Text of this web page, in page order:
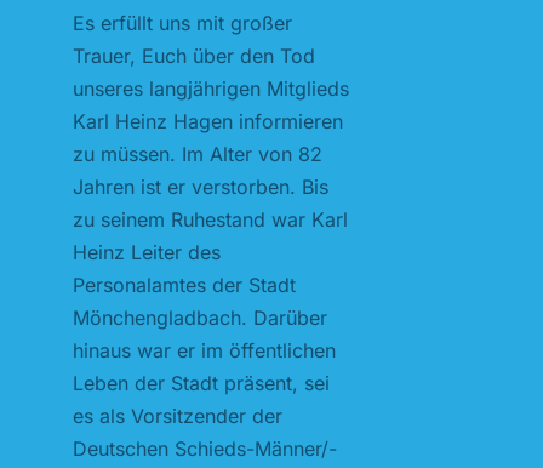
Es erfüllt uns mit großer
Trauer, Euch über den Tod
unseres langjährigen Mitglieds
Karl Heinz Hagen informieren
zu müssen. Im Alter von 82
Jahren ist er verstorben. Bis
zu seinem Ruhestand war Karl
Heinz Leiter des
Personalamtes der Stadt
Mönchengladbach. Darüber
hinaus war er im öffentlichen
Leben der Stadt präsent, sei
es als Vorsitzender der
Deutschen Schieds-Männer/-